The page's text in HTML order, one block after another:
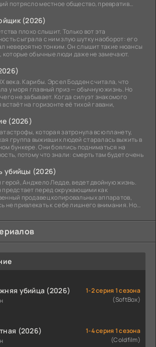
потрясло местное общество, превратив
(2026)
плохо слышит. Только вот эта
сыграла с ним злую шутку наоборот: его
невероятно тонким. Он слышит такие нюансы
которые обычные люди даже не замечают.
века. Карибы. Эрсел Бодден считала, что
у моря главный приз — обычную жизнь. Но
не забывает. Когда силуэт знакомого
встаёт на горизонте её тихой гавани,
(2026)
которая затронула всю планету,
группа выживших людей старалась выжить в
бункере. Они боялись подниматься на
потому что знали: смерть там будет очень
убийцы (2026)
герой, Анджело Ледде, ведет двойную жизнь.
перед окружающими как
продавец копировальных аппаратов,
не привлекать к себе лишнего внимания. Но
убийца (2026)
1-2 серия 1 сезона
(SoftBox)
(2026)
1-4 серия 1 сезона
(Coldfilm)